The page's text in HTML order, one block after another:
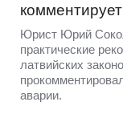
Юрист Юрий
практические
латвийских
аварии.